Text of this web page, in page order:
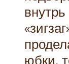
юбки,